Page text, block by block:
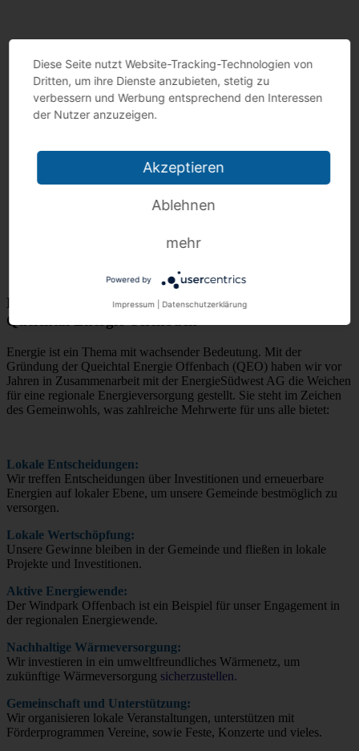
Herzlich Willkommen auf der Homepage der
Queichtal Energie Offenbach
Energie ist ein Thema mit wachsender Bedeutung. Mit der
Gründung der Queichtal Energie Offenbach (QEO) haben wir vor
Jahren in Zusammenarbeit mit der EnergieSüdwest AG die Weichen
für eine regionale Energieversorgung gestellt. Sie steht im Zeichen
des Gemeinwohls, was zahlreiche Mehrwerte für uns alle bietet:
Lokale Entscheidungen:
Wir treffen Entscheidungen über Investitionen und erneuerbare
Energien auf lokaler Ebene, um unsere Gemeinde bestmöglich zu
versorgen.
Lokale Wertschöpfung:
Unsere Gewinne bleiben in der Gemeinde und fließen in lokale
Projekte und Investitionen.
Aktive Energiewende:
Der Windpark Offenbach ist ein Beispiel für unser Engagement in
der regionalen Energiewende.
Nachhaltige Wärmeversorgung:
Wir investieren in ein umweltfreundliches Wärmenetz, um
zukünftige Wärmeversorgung sicherzustellen.
Gemeinschaft und Unterstützung:
Wir organisieren lokale Veranstaltungen, unterstützen mit
Förderprogrammen Vereine, sowie Feste, Konzerte und vieles.
Diese Seite nutzt Website-Tracking-Technologien von
Dritten, um ihre Dienste anzubieten, stetig zu
verbessern und Werbung entsprechend den Interessen
der Nutzer anzuzeigen.
Akzeptieren
Ablehnen
mehr
Powered by
Impressum Datenschutzerklärung